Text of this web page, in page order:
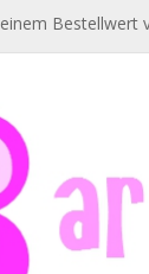
Bestellwert